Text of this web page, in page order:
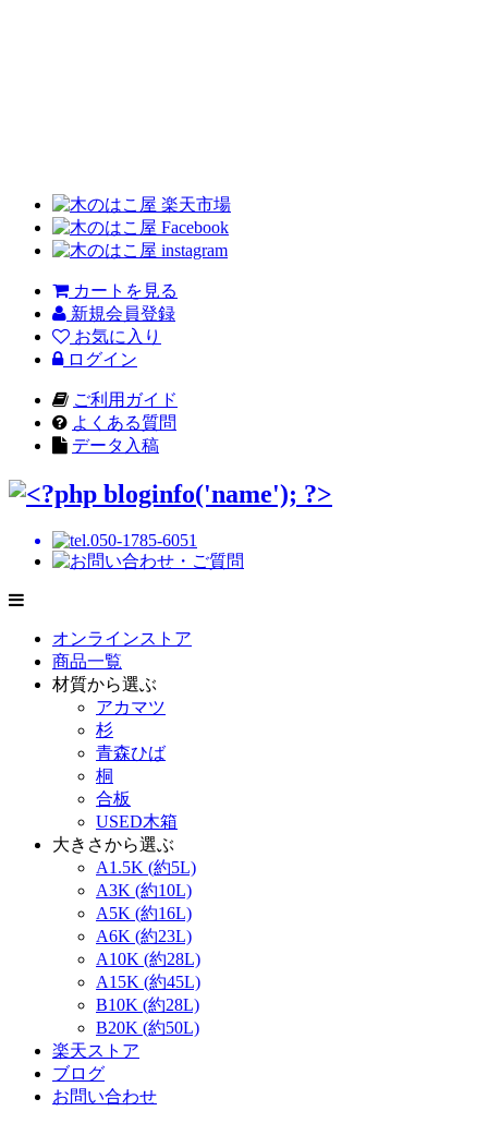
カートを見る
新規会員登録
お気に入り
ログイン
ご利用ガイド
よくある質問
データ入稿
オンラインストア
商品一覧
材質から選ぶ
アカマツ
杉
青森ひば
桐
合板
USED木箱
大きさから選ぶ
A1.5K (約5L)
A3K (約10L)
A5K (約16L)
A6K (約23L)
A10K (約28L)
A15K (約45L)
B10K (約28L)
B20K (約50L)
楽天ストア
ブログ
お問い合わせ